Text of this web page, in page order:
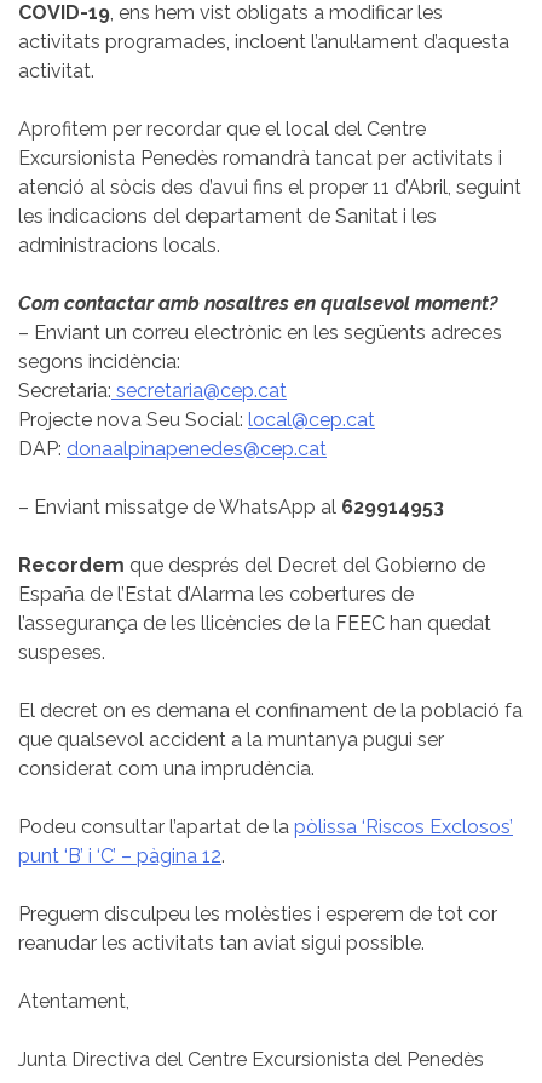
COVID-19, ens hem vist obligats a modificar les
activitats programades, incloent l’anul·lament d’aquesta
activitat.
Aprofitem per recordar que el local del Centre
Excursionista Penedès romandrà tancat per activitats i
atenció al sòcis des d’avui fins el proper 11 d’Abril, seguint
les indicacions del departament de Sanitat i les
administracions locals.
Com contactar amb nosaltres en qualsevol moment?
– Enviant un correu electrònic en les següents adreces
segons incidència:
Secretaria: secretaria@cep.cat
Projecte nova Seu Social: local@cep.cat
DAP: donaalpinapenedes@cep.cat
– Enviant missatge de WhatsApp al 629914953
Recordem que després del Decret del Gobierno de
España de l’Estat d’Alarma les cobertures de
l’assegurança de les llicències de la FEEC han quedat
suspeses.
El decret on es demana el confinament de la població fa
que qualsevol accident a la muntanya pugui ser
considerat com una imprudència.
Podeu consultar l’apartat de la pòlissa ‘Riscos Exclosos’
punt ‘B’ i ‘C’ – pàgina 12.
Preguem disculpeu les molèsties i esperem de tot cor
reanudar les activitats tan aviat sigui possible.
Atentament,
Junta Directiva del Centre Excursionista del Penedès